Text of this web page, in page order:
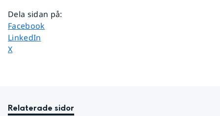
Dela sidan på:
Dela sidan på
Facebook
Dela sidan på
LinkedIn
Dela sidan på
X
Relaterade sidor